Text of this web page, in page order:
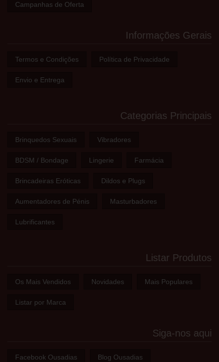
Campanhas de Oferta
Informações Gerais
Termos e Condições Política de Privacidade
Envio e Entrega
Categorias Principais
Brinquedos Sexuais Vibradores
BDSM / Bondage Lingerie Farmácia
Brincadeiras Eróticas Dildos e Plugs
Aumentadores de Pénis Masturbadores
Lubrificantes
Listar Produtos
Os Mais Vendidos Novidades Mais Populares
Listar por Marca
Siga-nos aqui
Facebook Ousadias Blog Ousadias